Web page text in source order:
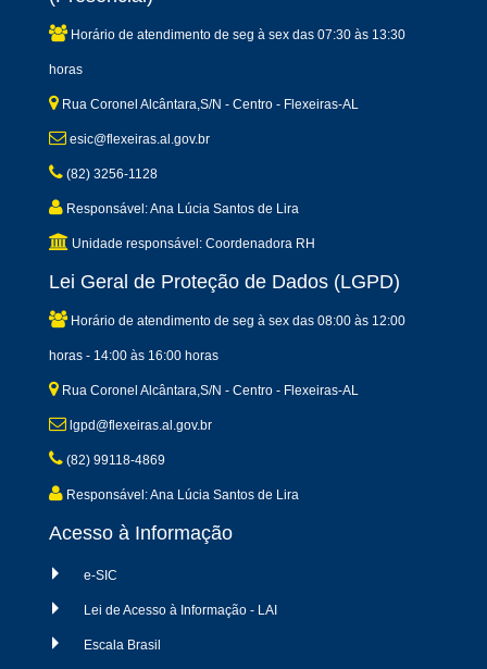
Horário de atendimento de seg à sex das 07:30 às 13:30
horas
Rua Coronel Alcântara,S/N - Centro - Flexeiras-AL
esic@flexeiras.al.gov.br
(82) 3256-1128
Responsável: Ana Lúcia Santos de Lira
Unidade responsável: Coordenadora RH
Lei Geral de Proteção de Dados (LGPD)
Horário de atendimento de seg à sex das 08:00 às 12:00
horas - 14:00 às 16:00 horas
Rua Coronel Alcântara,S/N - Centro - Flexeiras-AL
lgpd@flexeiras.al.gov.br
(82) 99118-4869
Responsável: Ana Lúcia Santos de Lira
Acesso à Informação
e-SIC
Lei de Acesso à Informação - LAI
Escala Brasil